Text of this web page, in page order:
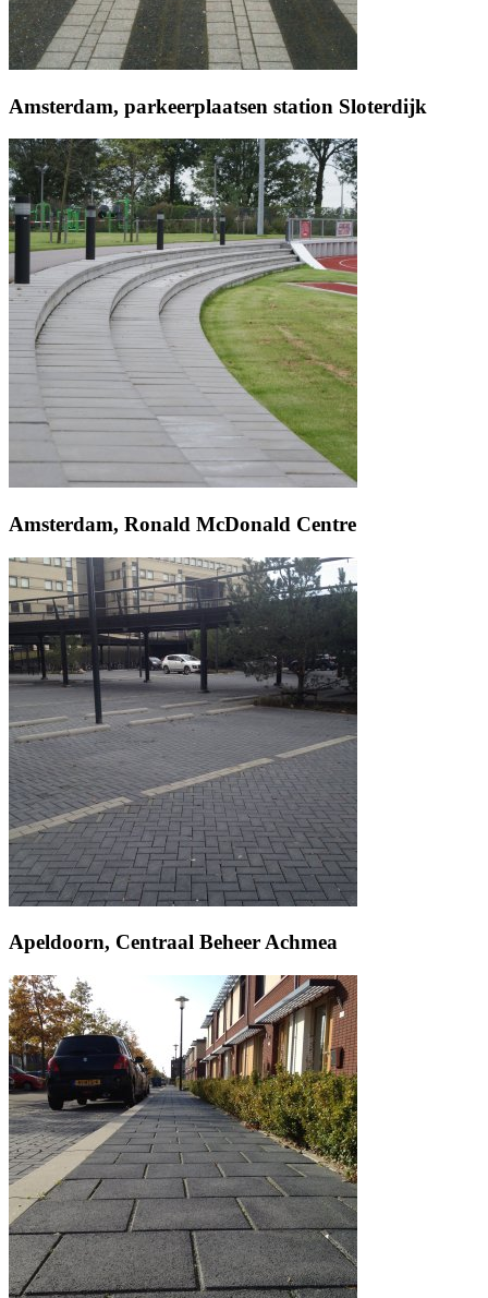
Amsterdam, parkeerplaatsen station Sloterdijk
Amsterdam, Ronald McDonald Centre
Apeldoorn, Centraal Beheer Achmea